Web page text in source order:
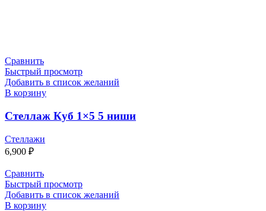
Сравнить
Быстрый просмотр
Добавить в список желаний
В корзину
Стеллаж Куб 1×5 5 ниши
Стеллажи
6,900 ₽
Сравнить
Быстрый просмотр
Добавить в список желаний
В корзину